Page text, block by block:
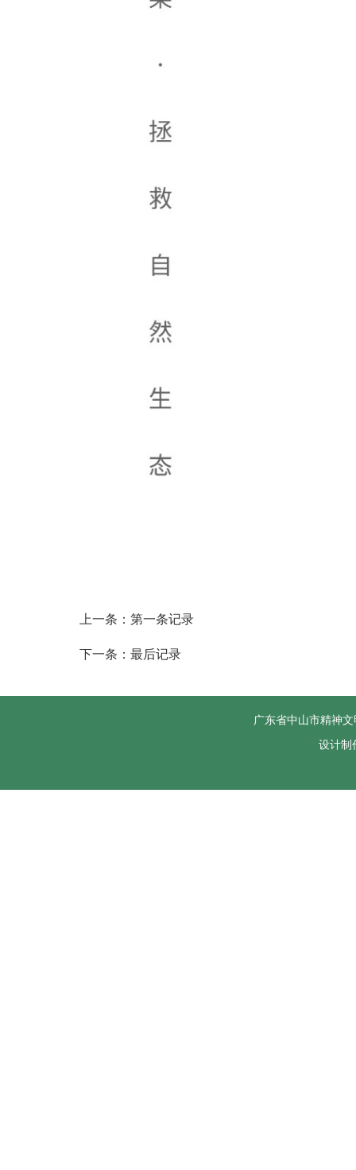
上一条：第一条记录
下一条：最后记录
广东省中山市精神
设计制